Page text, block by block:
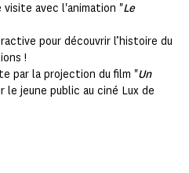
visite avec l'animation "Le
pour découvrir l’histoire du
!
par la projection du film "Un
le jeune public au ciné Lux de